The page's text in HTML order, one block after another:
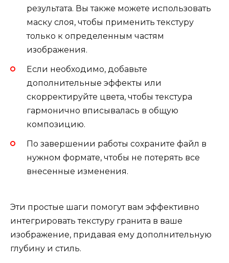
результата. Вы также можете использовать
маску слоя, чтобы применить текстуру
только к определенным частям
изображения.
Если необходимо, добавьте
дополнительные эффекты или
скорректируйте цвета, чтобы текстура
гармонично вписывалась в общую
композицию.
По завершении работы сохраните файл в
нужном формате, чтобы не потерять все
внесенные изменения.
Эти простые шаги помогут вам эффективно
интегрировать текстуру гранита в ваше
изображение, придавая ему дополнительную
глубину и стиль.